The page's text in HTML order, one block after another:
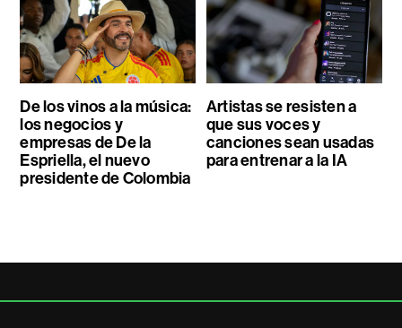
De los vinos a la música:
los negocios y
empresas de De la
Espriella, el nuevo
presidente de Colombia
Artistas se resisten a
que sus voces y
canciones sean usadas
para entrenar a la IA